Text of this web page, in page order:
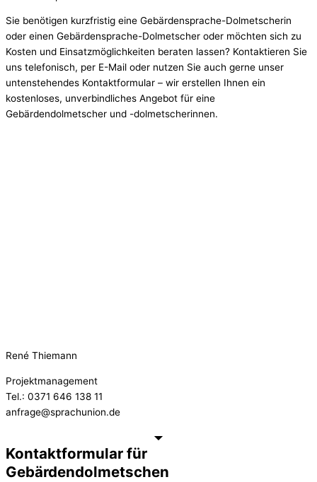
Sie benötigen kurzfristig eine Gebärdensprache-Dolmetscherin
oder einen Gebärdensprache-Dolmetscher oder möchten sich zu
Kosten und Einsatzmöglichkeiten beraten lassen? Kontaktieren Sie
uns telefonisch, per E-Mail oder nutzen Sie auch gerne unser
untenstehendes Kontaktformular – wir erstellen Ihnen ein
kostenloses, unverbindliches Angebot für eine
Gebärdendolmetscher und -dolmetscherinnen.
René Thiemann
Projektmanagement
Tel.: 0371 646 138 11
anfrage@sprachunion.de
Kontaktformular für
Gebärdendolmetschen